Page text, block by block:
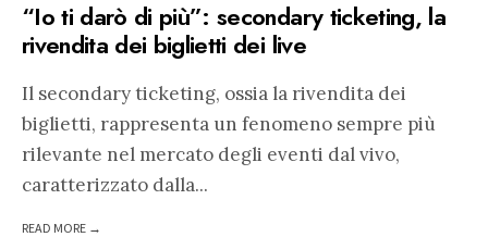
“Io ti darò di più”: secondary ticketing, la
rivendita dei biglietti dei live
Il secondary ticketing, ossia la rivendita dei
biglietti, rappresenta un fenomeno sempre più
rilevante nel mercato degli eventi dal vivo,
caratterizzato dalla...
READ MORE →